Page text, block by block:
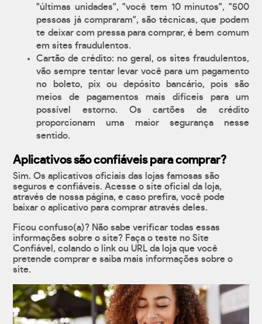
"últimas unidades", "você tem 10 minutos", "500
pessoas já compraram", são técnicas, que podem
te deixar com pressa para comprar, é bem comum
em sites fraudulentos.
Cartão de crédito: no geral, os sites fraudulentos,
vão sempre tentar levar você para um pagamento
no boleto, pix ou depósito bancário, pois são
meios de pagamentos mais difíceis para um
possível estorno. Os cartões de crédito
proporcionam uma maior segurança nesse
sentido.
Aplicativos são confiáveis para comprar?
Sim. Os aplicativos oficiais das lojas famosas são
seguros e confiáveis. Acesse o site oficial da loja,
através de nossa página, e caso prefira, você pode
baixar o aplicativo para comprar através deles.
Ficou confuso(a)? Não sabe verificar todas essas
informações sobre o site? Faça o teste no Site
Confiável, colando o link ou URL da loja que você
pretende comprar e saiba mais informações sobre o
site.